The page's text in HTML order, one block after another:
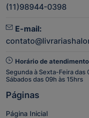
(11)98944-0398
E-mail:
Horário de atendimento
Segunda à Sexta-Feira das
Sábados das 09h às 15hrs
Páginas
Página Inicial